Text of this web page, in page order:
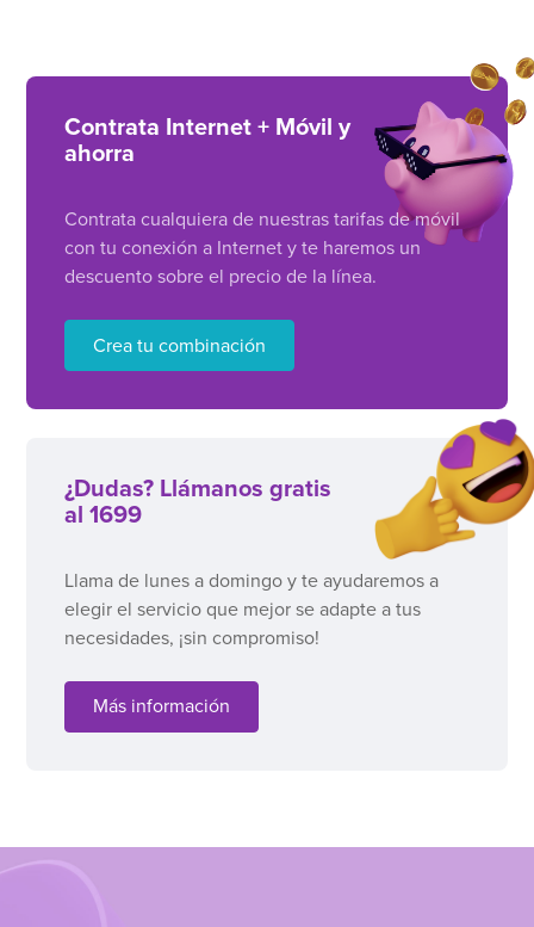
Contrata Internet + Móvil y
ahorra
Contrata cualquiera de nuestras tarifas de móvil
con tu conexión a Internet y te haremos un
descuento sobre el precio de la línea.
Crea tu combinación
¿Dudas? Llámanos gratis
al 1699
Llama de lunes a domingo y te ayudaremos a
elegir el servicio que mejor se adapte a tus
necesidades, ¡sin compromiso!
Más información